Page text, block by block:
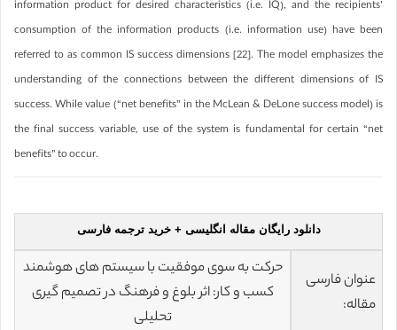
information product for desired characteristics (i.e. IQ), and the recipients’
consumption of the information products (i.e. information use) have been
referred to as common IS success dimensions [22]. The model emphasizes the
understanding of the connections between the different dimensions of IS
success. While value (“net benefits” in the McLean & DeLone success model) is
the final success variable, use of the system is fundamental for certain “net
benefits” to occur.
دانلود رایگان مقاله انگلیسی + خرید ترجمه فارسی
عنوان فارسی
مقاله:
حرکت به سوی موفقیت با سیستم های هوشمند
کسب و کار: اثر بلوغ و فرهنگ در تصمیم گیری
تحلیلی